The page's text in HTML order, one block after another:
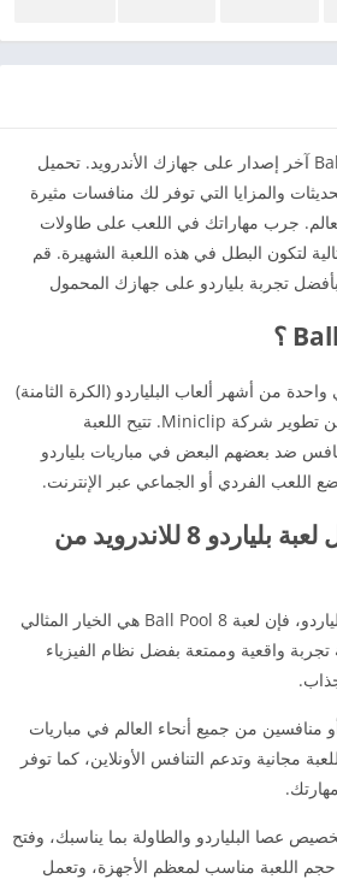
تحميل لعبة بلياردو 8 Ball Pool آخر إصدار على جهازك الأندرويد. تحميل
والمزايا التي توفر لك منافسات مثيرة
جرب مهاراتك في اللعب على طاولات
لتكون البطل في هذه اللعبة الشهيرة. قم
بأفضل تجربة بلياردو على جهازك المحمول
من أشهر ألعاب البلياردو (الكرة الثامنة)
على الهواتف الذكية، وهي من تطوير شركة Miniclip. تتيح اللعبة
ضد بعضهم البعض في مباريات بلياردو
اللعب الفردي أو الجماعي عبر الإنترنت.
معلومات عن تحميل لعبة بلياردو 8 للاندرويد من
إذا كنت من محبي ألعاب البلياردو، فإن لعبة 8 Ball Pool هي الخيار المثالي
تجربة واقعية وممتعة بفضل نظام الفيزياء
من جميع أنحاء العالم في مباريات
مجانية وتدعم التنافس الأونلاين، كما توفر
عصا البلياردو والطاولة بما يناسبك، وفتح
اللعبة مناسب لمعظم الأجهزة، وتعمل